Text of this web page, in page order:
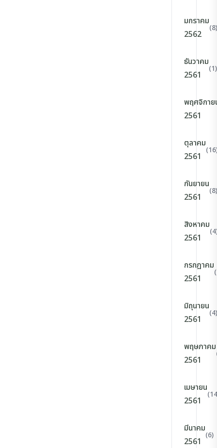
มกราคม
2562
(8)
ธันวาคม
2561
(1)
พฤศจิกาย
2561
ตุลาคม
2561
กันยายน
2561
(8)
สิงหาคม
2561
กรกฎาคม
2561
มิถุนายน
2561
(4)
พฤษภาคม
2561
เมษายน
2561
มีนาคม
2561
(6)